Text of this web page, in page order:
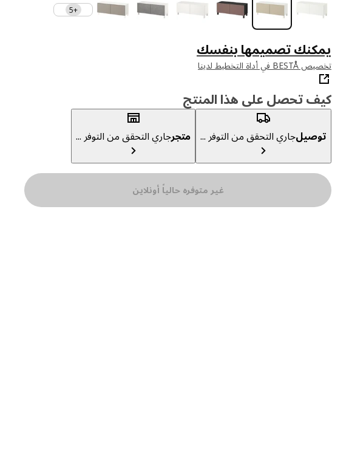
+5
يمكنك تصميمها بنفسك
تخصيص BESTÅ في أداة التخطيط لدينا
كيف تحصل على هذا المنتج
توصيلجاري التحقق من التوفر ... متجرجاري التحقق من التوفر ...
غير متوفره حالياً أونلاين